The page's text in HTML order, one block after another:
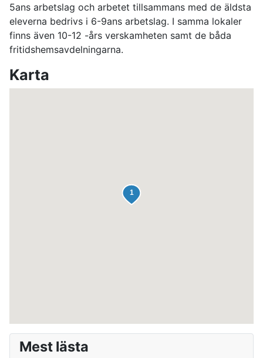
5ans arbetslag och arbetet tillsammans med de äldsta
eleverna bedrivs i 6-9ans arbetslag. I samma lokaler
finns även 10-12 -års verskamheten samt de båda
fritidshemsavdelningarna.
Karta
Mest lästa